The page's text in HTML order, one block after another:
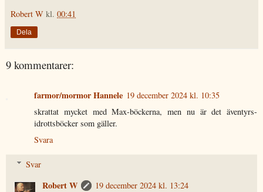
Robert W kl. 00:41
Dela
9 kommentarer:
farmor/mormor Hannele 19 december 2024 kl. 10:35
skrattat mycket med Max-böckerna, men nu är det äventyrs-
idrottsböcker som gäller.
Svara
Svar
Robert W
19 december 2024 kl. 13:24